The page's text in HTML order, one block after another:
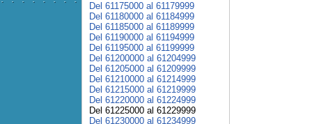
Del 61175000 al 61179999
Del 61180000 al 61184999
Del 61185000 al 61189999
Del 61190000 al 61194999
Del 61195000 al 61199999
Del 61200000 al 61204999
Del 61205000 al 61209999
Del 61210000 al 61214999
Del 61215000 al 61219999
Del 61220000 al 61224999
Del 61225000 al 61229999
Del 61230000 al 61234999